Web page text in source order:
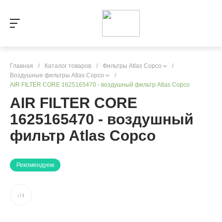
Главная / Каталог товаров / Фильтры Atlas Copco
/
Воздушные фильтры Atlas Copco
/
AIR FILTER CORE 1625165470 - воздушный фильтр Atlas Copco
AIR FILTER CORE
1625165470 - воздушный
фильтр Atlas Copco
Рекомендуем